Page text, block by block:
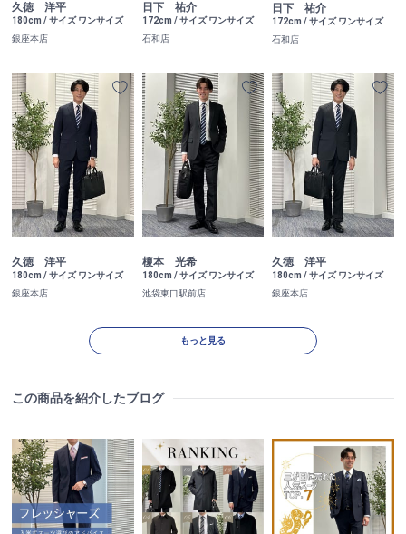
久徳 洋平
180cm / サイズ ワンサイズ
銀座本店
日下 祐介
172cm / サイズ ワンサイズ
石和店
日下 祐介
172cm / サイズ ワンサイズ
石和店
久徳 洋平
180cm / サイズ ワンサイズ
銀座本店
榎本 光希
180cm / サイズ ワンサイズ
池袋東口駅前店
久徳 洋平
180cm / サイズ ワンサイズ
銀座本店
もっと見る
この商品を紹介したブログ